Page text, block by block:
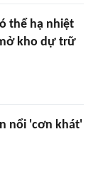
thể hạ nhiệt
kho dự trữ
nổi 'cơn khát'